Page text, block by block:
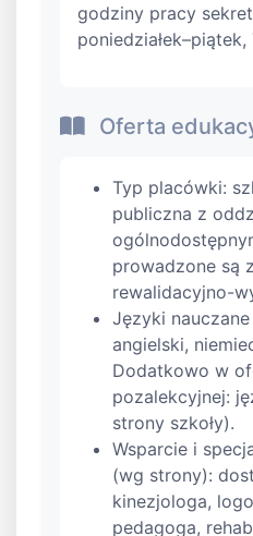
godziny pracy
poniedziałek–piątek,
Oferta
Typ placówki:
publiczna z
prowadzone są
rewalidacyjno-
Języki
angielski,
Dodatkowo w
pozalekcyjnej:
strony szkoły).
Wsparcie i
(wg strony):
kinezjologa,
pedagoga,